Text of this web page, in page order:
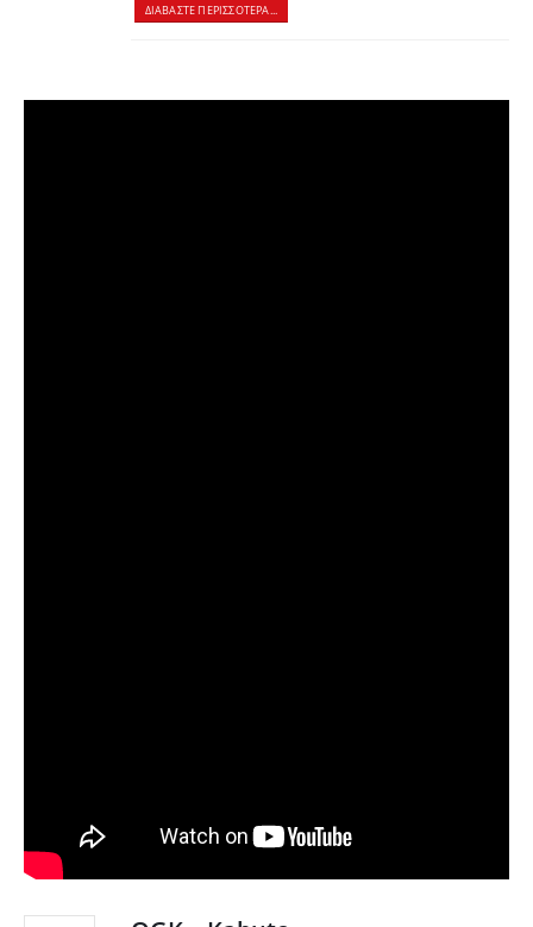
ΔΙΑΒΆΣΤΕ ΠΕΡΙΣΣΌΤΕΡΑ...